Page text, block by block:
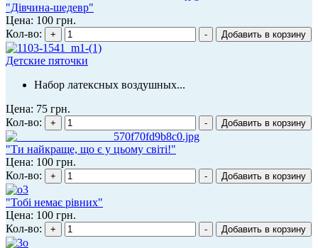
"Дівчина-шедевр"
Цена: 100 грн.
Кол-во:
Детские пяточки
Набор латексных воздушных...
Цена: 75 грн.
Кол-во:
"Ти найкраще, що є у цьому світі!"
Цена: 100 грн.
Кол-во:
"Тобі немає рівних"
Цена: 100 грн.
Кол-во: